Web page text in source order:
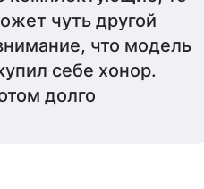
чуть другой
что модель
себе хонор.
долго